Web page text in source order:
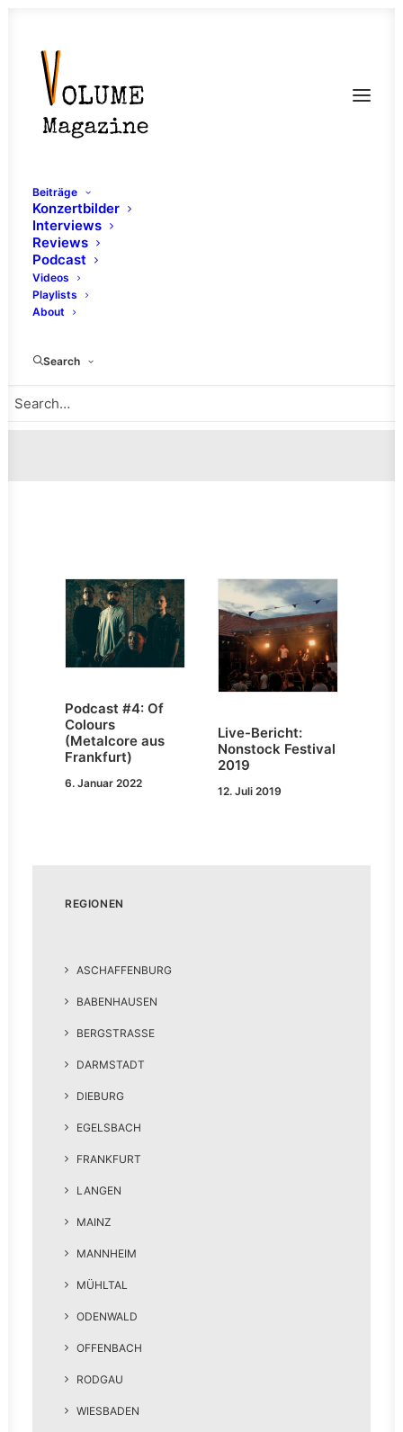
Beiträge
Konzertbilder
Interviews
Reviews
Podcast
Videos
Playlists
About
Search
Podcast #4: Of
Colours
(Metalcore aus
Frankfurt)
6. Januar 2022
Live-Bericht:
Nonstock Festival
2019
12. Juli 2019
REGIONEN
ASCHAFFENBURG
BABENHAUSEN
BERGSTRASSE
DARMSTADT
DIEBURG
EGELSBACH
FRANKFURT
LANGEN
MAINZ
MANNHEIM
MÜHLTAL
ODENWALD
OFFENBACH
RODGAU
WIESBADEN